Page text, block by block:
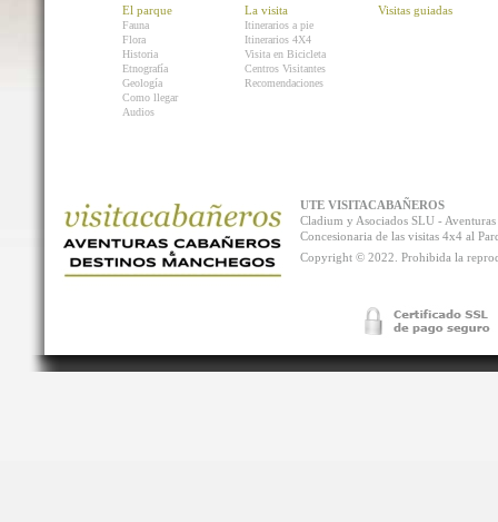
El parque
Fauna
Flora
Historia
Etnografía
Geología
Como llegar
Audios
La visita
Itinerarios a pie
Itinerarios 4X4
Visita en Bicicleta
Centros Visitantes
Recomendaciones
Visitas guiadas
UTE VISITACABAÑEROS
Cladium y Asociados SLU -
Concesionaria de las visitas 4x4 al
Copyright © 2022. Prohibida la